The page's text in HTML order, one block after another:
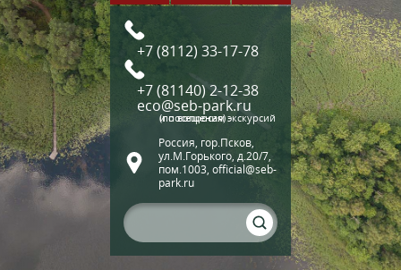
+7 (8112) 33-17-78
+7 (81140) 2-12-38
eco@seb-park.ru
(по вопросам экскурсий и посещения)
Россия, гор.Псков,
ул.М.Горького, д.20/7,
пом.1003, official@seb-
park.ru